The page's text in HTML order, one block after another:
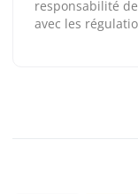
responsabilité
avec les